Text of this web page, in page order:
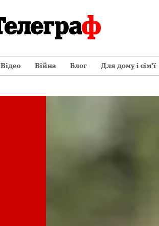
Відео Війна Блог Для дому і сім’ї